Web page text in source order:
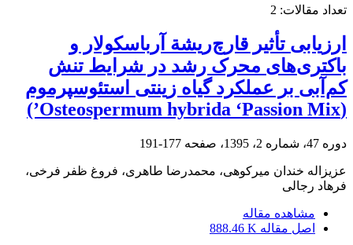
تعداد مقالات: 2
ارزیابی تأثیر قارچ‌ریشة آرباسکولار و
باکتری‌های محرک رشد در شرایط تنش
کم‌آبی بر عملکرد گیاه زینتی استئوسپرموم
(Osteospermum hybrida ‘Passion Mix’)
دوره 47، شماره 2، 1395، صفحه 177-191
عزیزاله خندان میرکوهی، محمدرضا طاهری، فروغ ظفر فرخی،
فرهاد رجالی
مشاهده مقاله
اصل مقاله 888.46 K